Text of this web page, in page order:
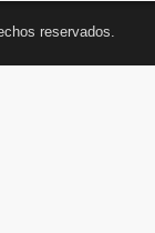
reservados.